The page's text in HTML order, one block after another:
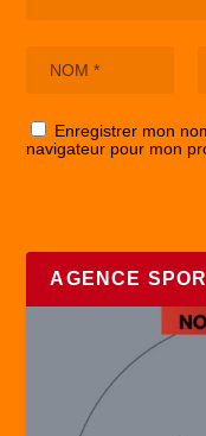
Enregistrer mon
navigateur pour mon
AGENCE